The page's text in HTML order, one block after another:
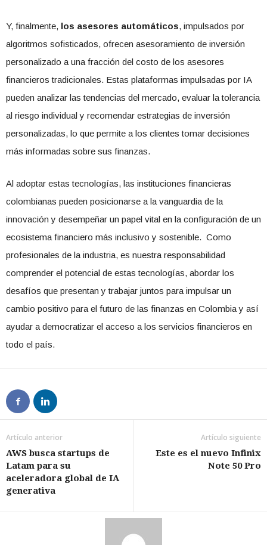
Y, finalmente, los asesores automáticos, impulsados por
algoritmos sofisticados, ofrecen asesoramiento de inversión
personalizado a una fracción del costo de los asesores
financieros tradicionales. Estas plataformas impulsadas por IA
pueden analizar las tendencias del mercado, evaluar la tolerancia
al riesgo individual y recomendar estrategias de inversión
personalizadas, lo que permite a los clientes tomar decisiones
más informadas sobre sus finanzas.
Al adoptar estas tecnologías, las instituciones financieras
colombianas pueden posicionarse a la vanguardia de la
innovación y desempeñar un papel vital en la configuración de un
ecosistema financiero más inclusivo y sostenible. Como
profesionales de la industria, es nuestra responsabilidad
comprender el potencial de estas tecnologías, abordar los
desafíos que presentan y trabajar juntos para impulsar un
cambio positivo para el futuro de las finanzas en Colombia y así
ayudar a democratizar el acceso a los servicios financieros en
todo el país.
Artículo anterior
AWS busca startups de
Latam para su
aceleradora global de IA
generativa
Artículo siguiente
Este es el nuevo Infinix
Note 50 Pro